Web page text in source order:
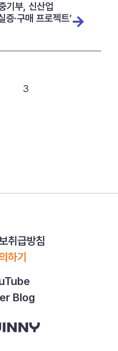
기부, 신산업
증·구매 프로젝트’
3
취급방침
하기
Blog